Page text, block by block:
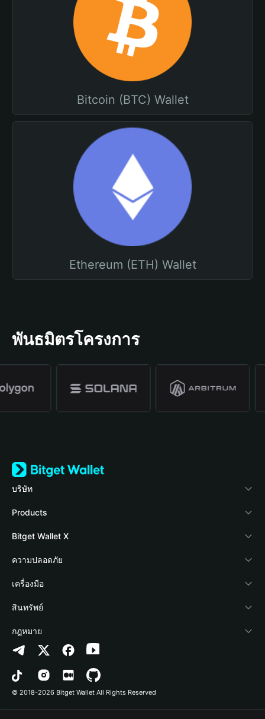
Bitcoin (BTC) Wallet
Ethereum (ETH) Wallet
พันธมิตรโครงการ
บริษัท
เกี่ยวกับ Bitget Wallet
Blog
Academy
ข่าวสารด้านคริปโต
ศูนย์ช่วยเหลือ
ติดต่อเรา
ทรัพยากรข้อมูลของแบรนด์
อาชีพ
Products
Crypto Card
Stablecoin Earn
Payfi Crypto
Crypto Swap API
Altcoin Season Index
Prediction Markets
DApp
Bitget Wallet X
นักพัฒนา
เชื่อมต่อ Wallet
Bitget Wallet Pay
ลิสต์โปรเจกต์
ความปลอดภัย
Protection Fund
เทคโนโลยีความปลอดภัย
เครื่องมือ
ซื้อคริปโต
การตรวจจับการอนุญาต
การตรวจจับสัญญา
การโอนเป็นชุด
สินทรัพย์
Arbitrum
Avalanche
Bitcoin
กฎหมาย
นโยบายความเป็นส่วนตัว
ข้อตกลงในการใช้บริการ
© 2018-2026 Bitget Wallet All Rights Reserved